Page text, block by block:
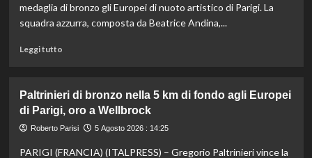
Masters
1000
due
set
medaglia di bronzo gli Europei di nuoto artistico di Parigi. La
squadra azzurra, composta da Beatrice Andina,...
Leggi tuttoLeggi
Nuoto
artistico,
l’Italia
il
Paltrinieri di bronzo nella 5 km di fondo agli Europei
di Parigi, oro a Wellbrock
Roberto Parisi 5 Agosto 2026 : 14:25
PARIGI (FRANCIA) (ITALPRESS) – Gregorio Paltrinieri vince la